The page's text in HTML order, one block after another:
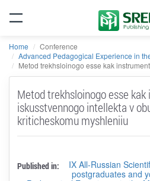
Home
Conference
Advanced Pedagogical Experience in
Metod trekhsloinogo esse kak
Metod trekhsloinogo esse
iskusstvennogo intellekta v
kriticheskomu myshleniiu
Published in:
IX All-Russian
postgraduates and